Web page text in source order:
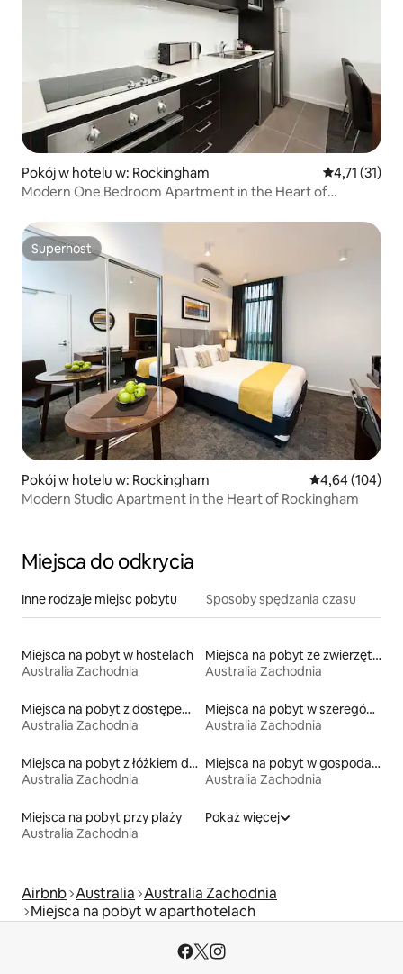
Pokój w hotelu w: Rockingham Średnia
4,71 (31)
Modern One Bedroom Apartment in the Heart of
Superhost
Superhost
Pokój w hotelu w: Rockingham Średnia
4,64 (104)
Modern Studio Apartment in the Heart of Rockingham
Miejsca do odkrycia
Inne rodzaje miejsc pobytu Sposoby spędzania czasu
Miejsca na pobyt w hostelach
Australia Zachodnia
Miejsca na pobyt ze zwierzętami
Australia Zachodnia
Miejsca na pobyt z dostępem do jeziora
Australia Zachodnia
Miejsca na pobyt w szeregówkach
Australia Zachodnia
Miejsca na pobyt z łóżkiem dla osoby z niepełnosprawnością
Australia Zachodnia
Miejsca na pobyt w gospodarstwach agroturystycznych
Australia Zachodnia
Miejsca na pobyt przy plaży
Australia Zachodnia
Pokaż więcej
Airbnb Australia Australia Zachodnia
Miejsca na pobyt w aparthotelach